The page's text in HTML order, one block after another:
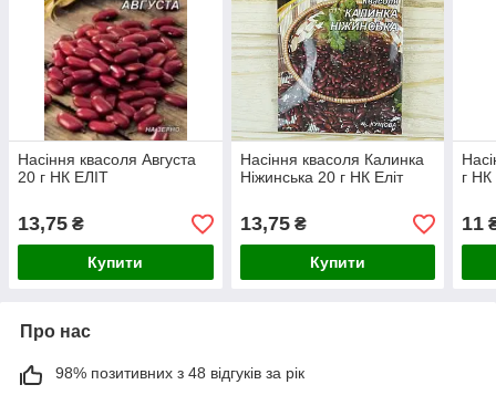
Насіння квасоля Августа
20 г НК ЕЛІТ
13,75 ₴
Купити
Насіння квасоля Калинка
Ніжинська 20 г НК Еліт
13,75₴
Купити
г НК
11
Про нас
98% позитивних з 48 відгуків за рік